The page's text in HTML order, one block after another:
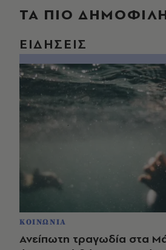
ΤΑ ΠΙΟ
ΕΙΔΗΣΕΙΣ
ΚΟΙΝΩΝΙΑ
Ανείπωτη τραγωδία στα